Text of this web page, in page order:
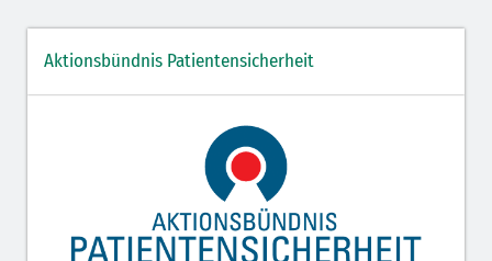
Aktionsbündnis Patientensicherheit